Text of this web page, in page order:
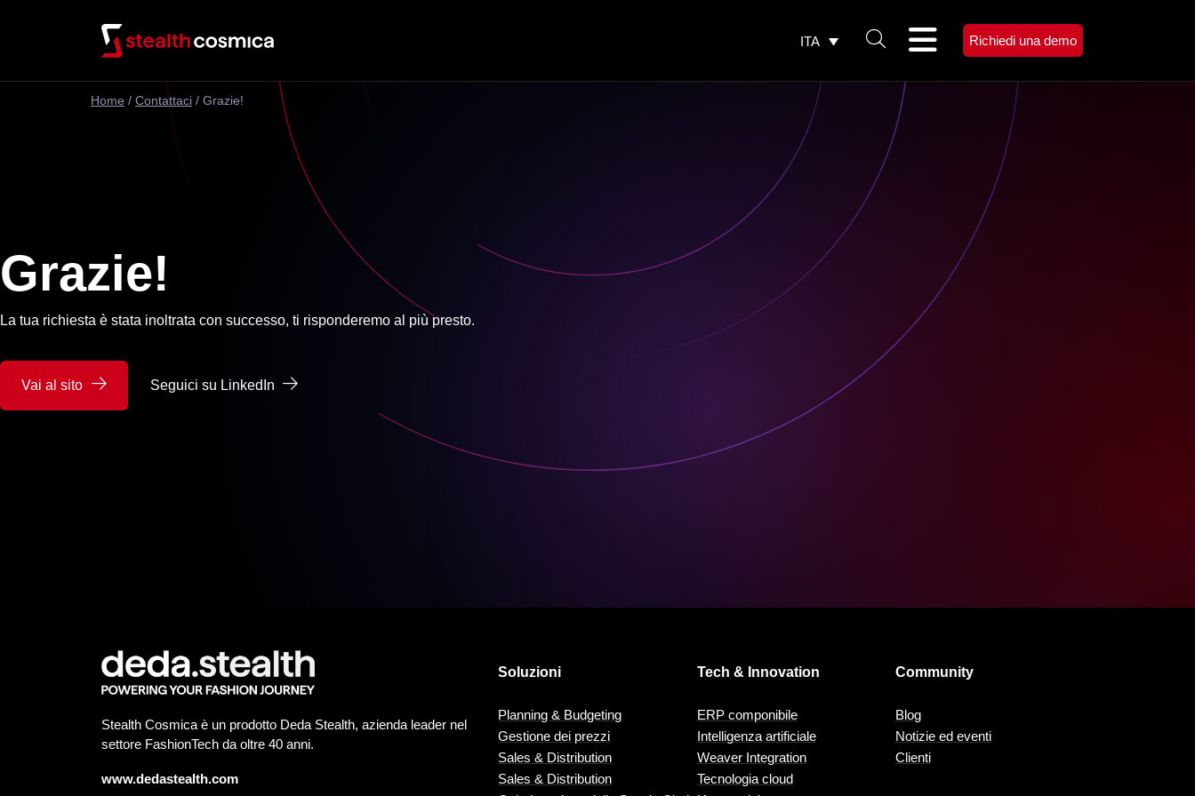
ITA
Richiedi una demo
Home / Contattaci / Grazie!
Grazie!
La tua richiesta è stata inoltrata con successo, ti risponderemo al più presto.
Vai al sito Seguici su LinkedIn
Stealth Cosmica è un prodotto Deda Stealth, azienda leader nel
settore FashionTech da oltre 40 anni.
www.dedastealth.com
Soluzioni
Planning & Budgeting
Gestione dei prezzi
Sales & Distribution
Sales & Distribution
Tech & Innovation
ERP componibile
Intelligenza artificiale
Weaver Integration
Tecnologia cloud
Community
Blog
Notizie ed eventi
Clienti